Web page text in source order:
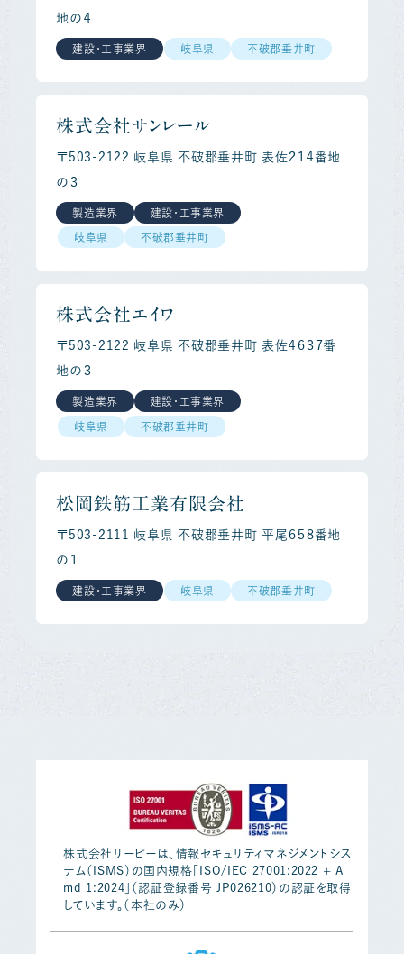
地の４
建設・工事業界 岐阜県 不破郡垂井町
株式会社サンレール
〒503-2122 岐阜県 不破郡垂井町 表佐２１４番地
の３
製造業界 建設・工事業界
岐阜県 不破郡垂井町
株式会社エイワ
〒503-2122 岐阜県 不破郡垂井町 表佐４６３７番
地の３
製造業界 建設・工事業界
岐阜県 不破郡垂井町
松岡鉄筋工業有限会社
〒503-2111 岐阜県 不破郡垂井町 平尾６５８番地
の１
建設・工事業界 岐阜県 不破郡垂井町
株式会社リーピーは、情報セキュリティマネジメントシス
テム（ISMS）の国内規格「ISO/IEC 27001:2022 + A
md 1:2024」（認証登録番号 JP026210）の認証を取得
しています。（本社のみ）